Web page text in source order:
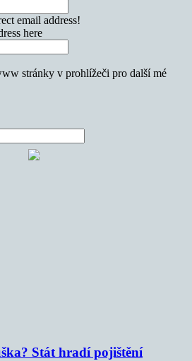
email address!
here
stránky v prohlížeči pro další mé
Stát hradí pojištění